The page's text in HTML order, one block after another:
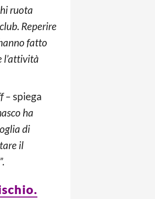
ruota
Reperire
fatto
l’attività
– spiega
ha
di
il